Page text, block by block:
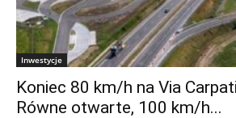
Inwestycje
Koniec 80 km/h na Via
Równe otwarte, 100 km/h...